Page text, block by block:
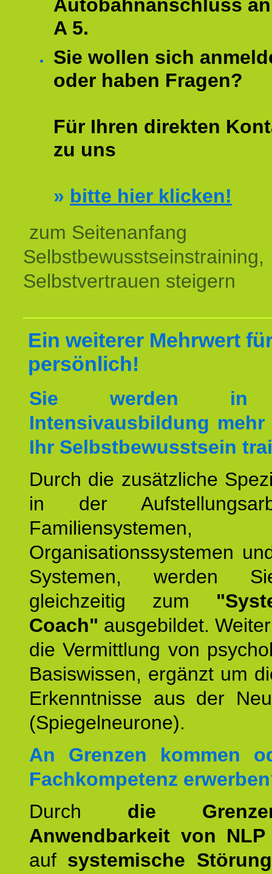
Autobahnanschluss
A 5.
Sie wollen sich
oder haben Fragen?
Für Ihren direkten
zu uns
» bitte hier klicken!
zum Seitenanfang
Selbstbewusstseinstraining,
Selbstvertrauen steigern
Ein weiterer Mehrwert
persönlich!
Sie werden in
Intensivausbildung
Ihr Selbstbewusstsein
Durch die zusätzliche
in der
Familiensystemen,
Organisationssystemen
Systemen, werden
gleichzeitig zum
Coach" ausgebildet.
die Vermittlung von
Basiswissen, ergänzt um
Erkenntnisse aus der
(Spiegelneurone).
An Grenzen kommen
Fachkompetenz
Durch die
Anwendbarkeit von NLP
auf systemische